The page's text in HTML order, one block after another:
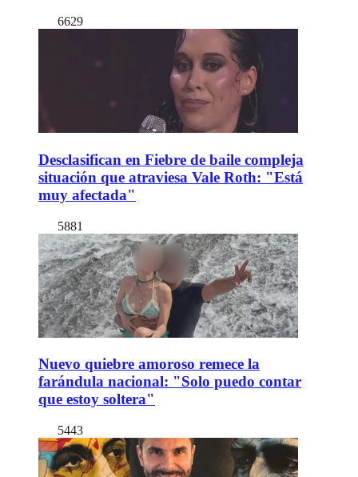
6629
Desclasifican en Fiebre de baile compleja
situación que atraviesa Vale Roth: "Está
muy afectada"
5881
Nuevo quiebre amoroso remece la
farándula nacional: "Solo puedo contar
que estoy soltera"
5443